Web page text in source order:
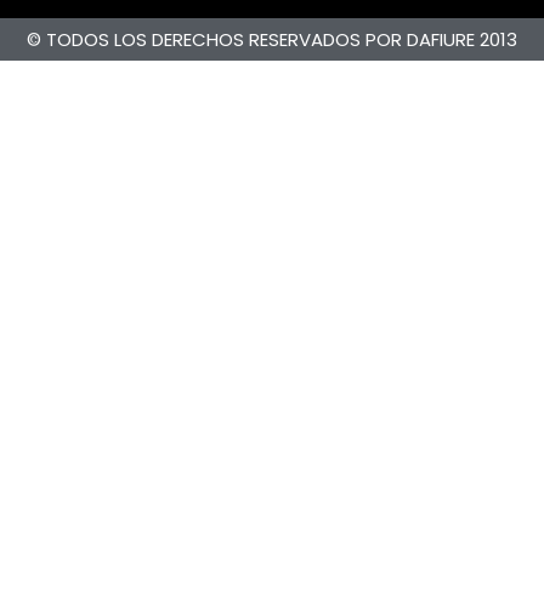
© TODOS LOS DERECHOS RESERVADOS POR DAFIURE 2013